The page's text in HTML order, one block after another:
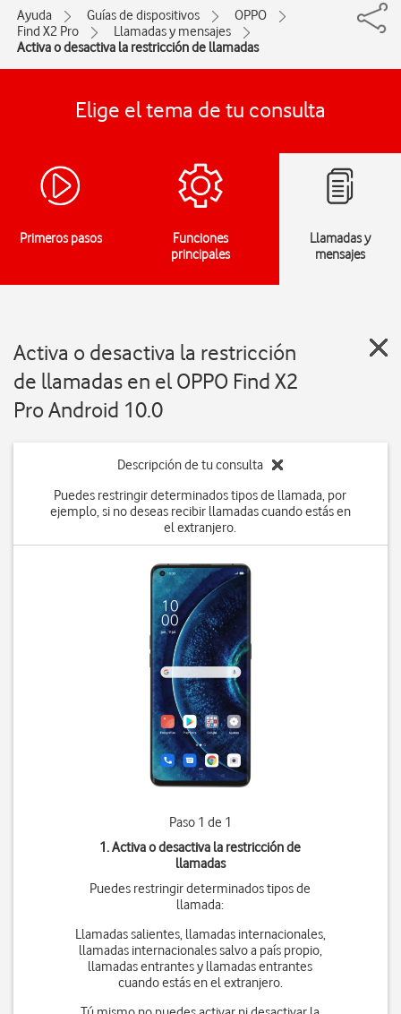
Ayuda Guías de dispositivos
OPPO
Find X2 Pro
Llamadas y mensajes
Activa o desactiva la restricción de llamadas
Elige el tema de tu consulta
Primeros pasos
Funciones
principales
Llamadas y
mensajes
Activa o desactiva la restricción
de llamadas en el OPPO Find X2
Pro Android 10.0
Descripción de tu consulta
Puedes restringir determinados tipos de llamada, por
ejemplo, si no deseas recibir llamadas cuando estás en
el extranjero.
Paso 1 de 1
1. Activa o desactiva la restricción de
llamadas
Puedes restringir determinados tipos de
llamada:
Llamadas salientes, llamadas internacionales,
llamadas internacionales salvo a país propio,
llamadas entrantes y llamadas entrantes
cuando estás en el extranjero.